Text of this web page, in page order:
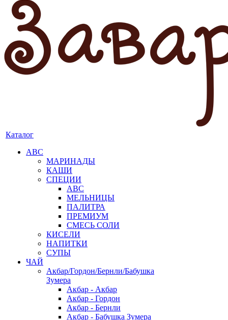
Каталог
АВС
МАРИНАДЫ
КАШИ
СПЕЦИИ
АВС
МЕЛЬНИЦЫ
ПАЛИТРА
ПРЕМИУМ
СМЕСЬ СОЛИ
КИСЕЛИ
НАПИТКИ
СУПЫ
ЧАЙ
Акбар/Гордон/Бернли/Бабушка
Зумера
Акбар - Акбар
Акбар - Гордон
Акбар - Бернли
Акбар - Бабушка Зумера